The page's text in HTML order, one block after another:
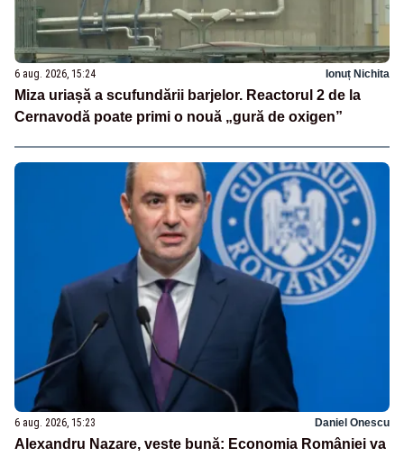
6 aug. 2026, 15:24 Ionuț Nichita
Miza uriașă a scufundării barjelor. Reactorul 2 de la
Cernavodă poate primi o nouă „gură de oxigen”
6 aug. 2026, 15:23 Daniel Onescu
Alexandru Nazare, veste bună: Economia României va